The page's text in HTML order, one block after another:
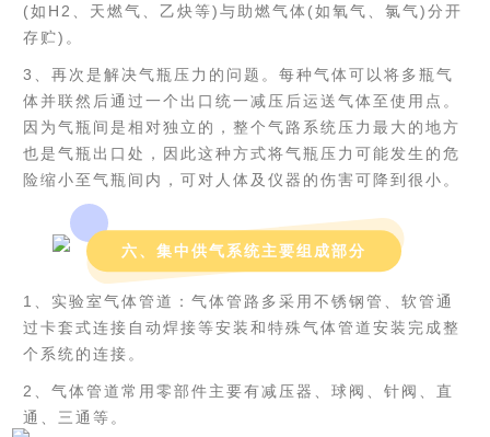
(如H2、天燃气、乙炔等)与助燃气体(如氧气、氯气)分开
存贮)。
3、再次是解决气瓶压力的问题。每种气体可以将多瓶气
体并联然后通过一个出口统一减压后运送气体至使用点。
因为气瓶间是相对独立的，整个气路系统压力最大的地方
也是气瓶出口处，因此这种方式将气瓶压力可能发生的危
险缩小至气瓶间内，可对人体及仪器的伤害可降到很小。
六、集中供气系统主要组成部分
1、实验室气体管道：气体管路多采用不锈钢管、软管通
过卡套式连接自动焊接等安装和特殊气体管道安装完成整
个系统的连接。
2、气体管道常用零部件主要有减压器、球阀、针阀、直
通、三通等。